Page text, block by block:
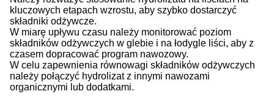
kluczowych etapach wzrostu, aby szybko dostarczyć
składniki odżywcze.
W miarę upływu czasu należy monitorować poziom
składników odżywczych w glebie i na łodygle liści, aby z
czasem dopracować program nawozowy.
W celu zapewnienia równowagi składników odżywczych
należy połączyć hydrolizat z innymi nawozami
organicznymi lub dodatkami.